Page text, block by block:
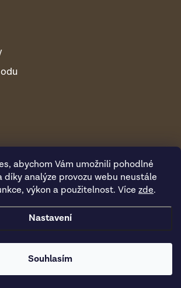
abychom Vám umožnili pohodlné
díky analýze provozu webu neustále
výkon a použitelnost. Více zde.
Nastavení
Souhlasím
Vsepropejska.cz. Všechna práva vyhrazena.